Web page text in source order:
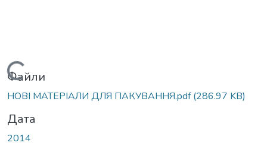
Вантажиться...
Файли
НОВІ МАТЕРІАЛИ ДЛЯ ПАКУВАННЯ.pdf(286.97 KB)
Дата
2014